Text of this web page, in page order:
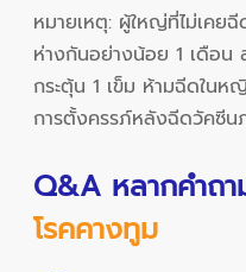
หมายเหตุ: ผู้ใหญ่ที่ไม่เคยฉี
ห่างกันอย่างน้อย 1 เดือน
กระตุ้น 1 เข็ม ห้ามฉีดใน
การตั้งครรภ์หลังฉีดวัคซีน
Q&A หลากคำถ
โรคคางทูม